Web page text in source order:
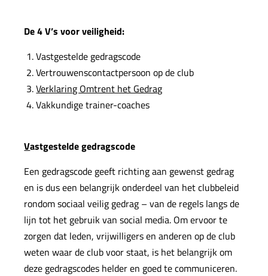
De 4 V’s voor veiligheid:
Vastgestelde gedragscode
Vertrouwenscontactpersoon op de club
Verklaring Omtrent het Gedrag
Vakkundige trainer-coaches
Vastgestelde gedragscode
Een gedragscode geeft richting aan gewenst gedrag
en is dus een belangrijk onderdeel van het clubbeleid
rondom sociaal veilig gedrag – van de regels langs de
lijn tot het gebruik van social media. Om ervoor te
zorgen dat leden, vrijwilligers en anderen op de club
weten waar de club voor staat, is het belangrijk om
deze gedragscodes helder en goed te communiceren.